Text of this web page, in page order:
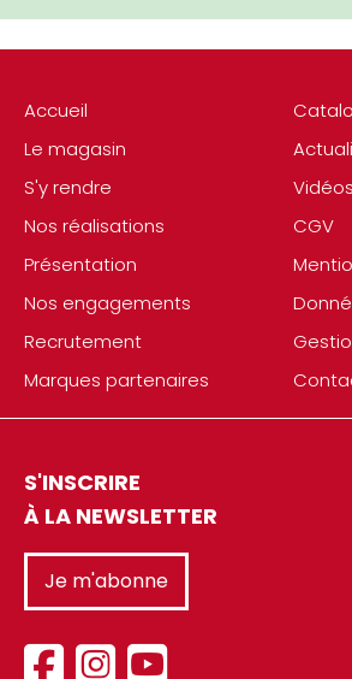
Accueil
Le magasin
S'y rendre
Nos réalisations
Présentation
Nos engagements
Recrutement
Marques partenaires
Vidéos
CGV
S'INSCRIRE
À LA NEWSLETTER
Je m'abonne